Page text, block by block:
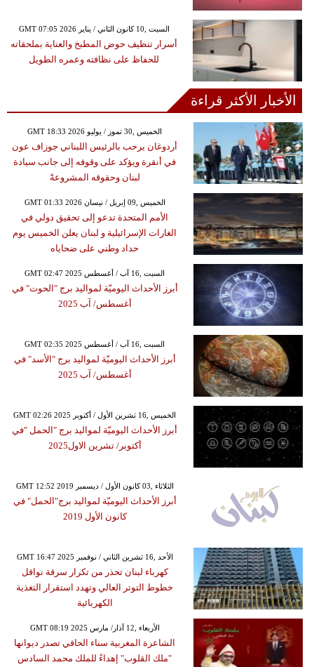
GMT 07:05 2026 السبت ,10 كانون الثاني / يناير
أسرار تنظيف حوض المطبخ والعناية بملحقاته
للحفاظ على نظافته وعمره الطويل
الأخبار الأكثر قراءة
GMT 18:33 2026 الخميس ,30 تموز / يوليو
أردوغان يرحب بالرئيس اللبناني جوزاف عون
في أنقرة ويؤكد على وقوفه إلى جانب سيادة
لبنان وحقوقه المشروعةً
GMT 01:33 2026 الخميس ,09 إبريل / نيسان
الأمم المتحدة تدعو إلى تحقيق دولي في
الغارات الإسرائيلية و لبنان يعلن الخميس يوم
حداد وطني على ضحاياه
GMT 02:47 2025 السبت ,16 آب / أغسطس
أبرز الأحداث اليوميّة لمواليد برج "الحوت" في
أغسطس/ آب 2025
GMT 02:35 2025 السبت ,16 آب / أغسطس
أبرز الأحداث اليوميّة لمواليد برج "الأسد" في
أغسطس/ آب 2025
GMT 02:26 2025 الخميس ,16 تشرين الأول / أكتوبر
أبرز الأحداث اليوميّة لمواليد برج "الحمل "في
أكتوبر/ تشرين الاول2025
GMT 12:52 2019 الثلاثاء ,03 كانون الأول / ديسمبر
أبرز الأحداث اليوميّة لمواليد برج"الحمل" في
كانون الأول 2019
GMT 16:47 2025 الأحد ,16 تشرين الثاني / نوفمبر
كهرباء لبنان تحذر من تكرار سرقة نواقل
خطوط التوتر العالي وتهدد استقرار التغذية
الكهربائية
GMT 08:19 2025 الأربعاء ,12 آذار/ مارس
الشاعرة المغربية سناء الحافي تصدر ديوانها
"ملك القلوب" إهداءً للملك محمد السادس